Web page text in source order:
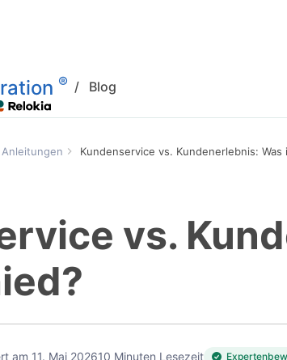
® / Blog
Kundenservice vs. Kundenerlebnis:
vs.
am 11. Mai 202610 Minuten Lesezeit